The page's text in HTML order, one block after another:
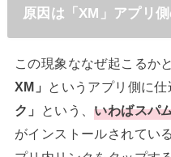
原因は「XM」アプリ
この現象ななぜ起こるか
XM」
というアプリ側に
ク」
という、いわばスパ
がインストールされてい